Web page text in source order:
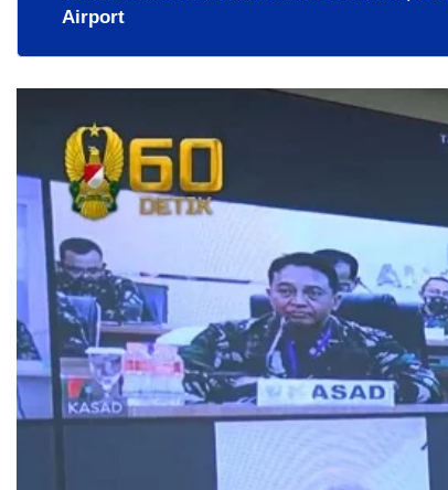
Airport